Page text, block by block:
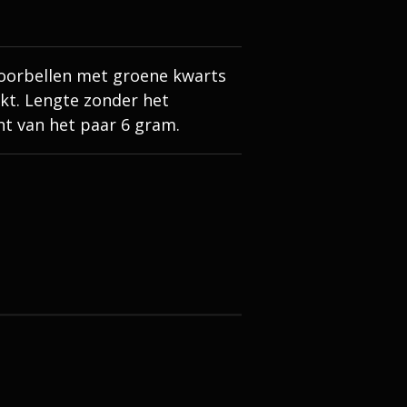
met groene kwarts
Lengte zonder het
van het paar 6 gram.